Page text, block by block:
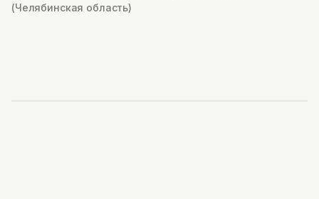
(Челябинская область)